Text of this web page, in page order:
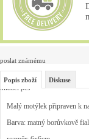
poslat známému
hlídací pes
Popis zboží Diskuse
Malý motýlek připraven k
Barva: matný borůvkově